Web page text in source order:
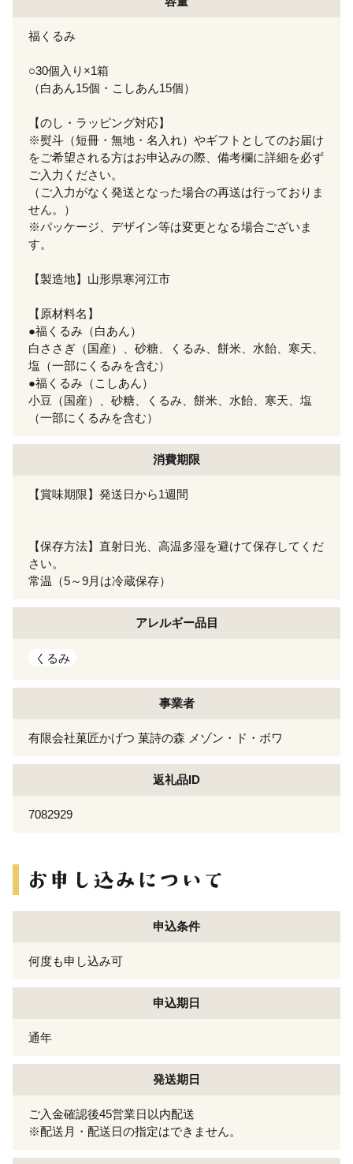
福くるみ
○30個入り×1箱
（白あん15個・こしあん15個）
【のし・ラッピング対応】
※熨斗（短冊・無地・名入れ）やギフトとしてのお届け
をご希望される方はお申込みの際、備考欄に詳細を必ず
ご入力ください。
（ご入力がなく発送となった場合の再送は行っておりま
せん。）
※パッケージ、デザイン等は変更となる場合ございま
す。
【製造地】山形県寒河江市
【原材料名】
●福くるみ（白あん）
白ささぎ（国産）、砂糖、くるみ、餅米、水飴、寒天、
塩（一部にくるみを含む）
●福くるみ（こしあん）
小豆（国産）、砂糖、くるみ、餅米、水飴、寒天、塩
（一部にくるみを含む）
消費期限
【賞味期限】発送日から1週間
【保存方法】直射日光、高温多湿を避けて保存してくだ
さい。
常温（5～9月は冷蔵保存）
アレルギー品目
くるみ
事業者
有限会社菓匠かげつ 菓詩の森 メゾン・ド・ボワ
返礼品ID
7082929
申込条件
何度も申し込み可
申込期日
通年
発送期日
ご入金確認後45営業日以内配送
※配送月・配送日の指定はできません。